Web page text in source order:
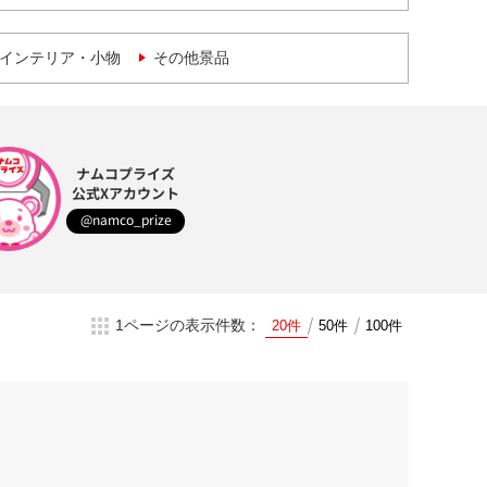
ンテリア・小物 その他景品
ナムコプライズ
公式Xアカウント
@namco_prize
1ページの表示件数： 20件 50件 100件